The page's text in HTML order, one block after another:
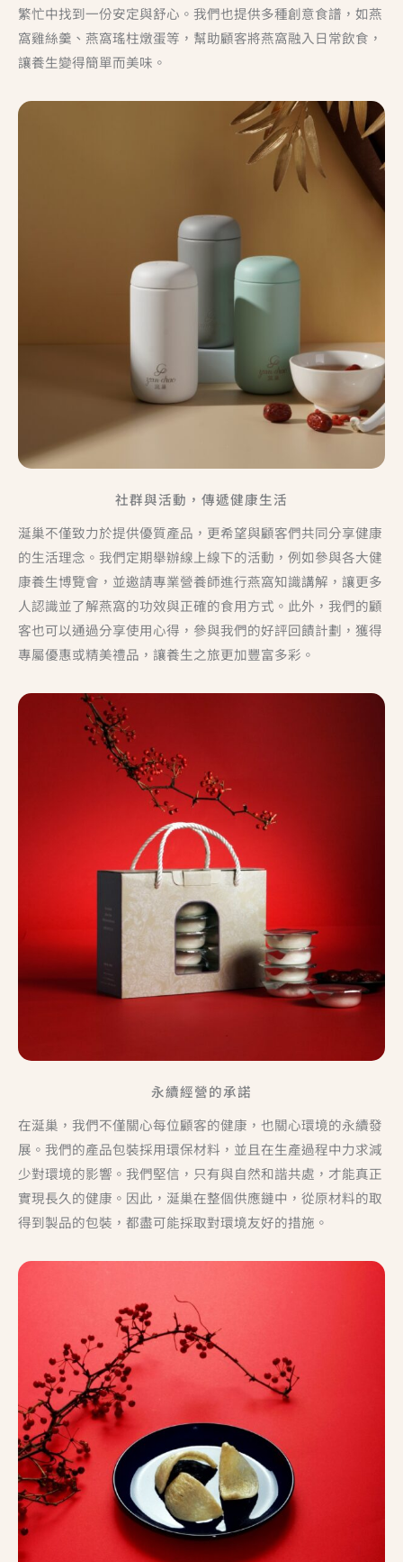
繁忙中找到一份安定與舒心。我們也提供多種創意食譜，如燕
窩雞絲羹、燕窩瑤柱燉蛋等，幫助顧客將燕窩融入日常飲食，
讓養生變得簡單而美味。
社群與活動，傳遞健康生活
涎巢不僅致力於提供優質產品，更希望與顧客們共同分享健康
的生活理念。我們定期舉辦線上線下的活動，例如參與各大健
康養生博覽會，並邀請專業營養師進行燕窩知識講解，讓更多
人認識並了解燕窩的功效與正確的食用方式。此外，我們的顧
客也可以通過分享使用心得，參與我們的好評回饋計劃，獲得
專屬優惠或精美禮品，讓養生之旅更加豐富多彩。
永續經營的承諾
在涎巢，我們不僅關心每位顧客的健康，也關心環境的永續發
展。我們的產品包裝採用環保材料，並且在生產過程中力求減
少對環境的影響。我們堅信，只有與自然和諧共處，才能真正
實現長久的健康。因此，涎巢在整個供應鏈中，從原材料的取
得到製品的包裝，都盡可能採取對環境友好的措施。